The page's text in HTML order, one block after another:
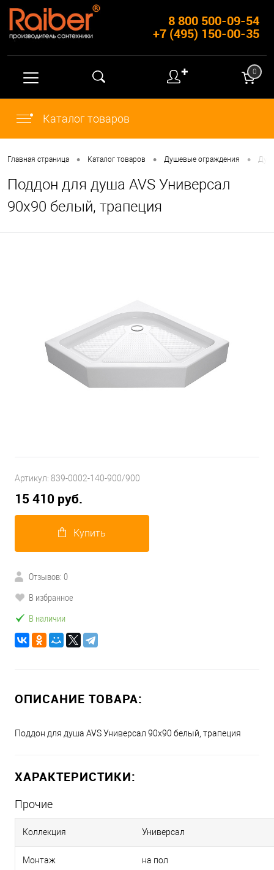
8 800 500-09-54
+7 (495) 150-00-35
✚ 0
Каталог товаров
Главная страница • Каталог товаров • Душевые ограждения •
Поддон для душа AVS Универсал
90x90 белый, трапеция
Артикул: 839-0002-140-900/900
15 410 руб.
Купить
Отзывов: 0
В избранное
В наличии
ОПИСАНИЕ ТОВАРА:
Поддон для душа AVS Универсал 90x90 белый, трапеция
ХАРАКТЕРИСТИКИ:
Прочие
Коллекция Универсал
Монтаж на пол